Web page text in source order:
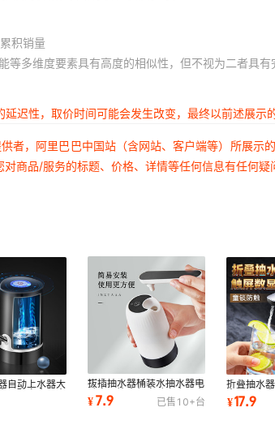
积销量
多维度要素具有高度的相似性，但不视为二者具有
迟性，取价时间可能会发生改变，最终以前述展示
者，阿里巴巴中国站（含网站、客户端等）所展
商品/服务的标题、价格、详情等任何信息有任何
自动上水器大
器矿泉水压水
拔插抽水器桶装水抽水器电
动家用饮水机自动上水器小
出水器取水器
¥7.9 已售 10+台
折叠抽水
水显示充
电动抽水器
¥17.9